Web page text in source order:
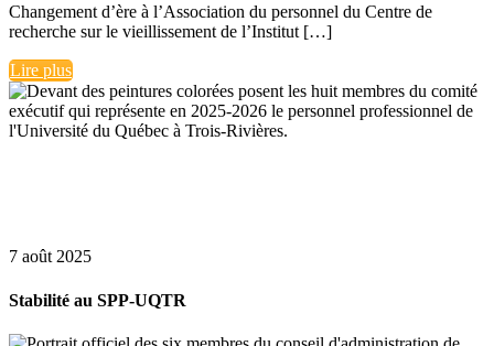
Changement d’ère à l’Association du personnel du Centre de
recherche sur le vieillissement de l’Institut […]
Lire plus
7 août 2025
Stabilité au SPP-UQTR